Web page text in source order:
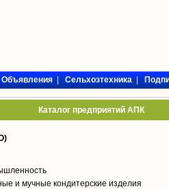
Объявления|Сельхозтехника|
Каталог предприятий АПК
и мучные кондитерские изделия